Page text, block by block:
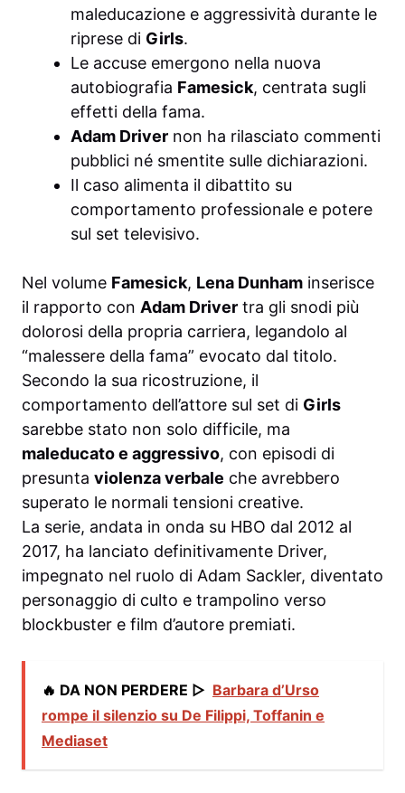
maleducazione e aggressività durante le
riprese di Girls.
Le accuse emergono nella nuova
autobiografia Famesick, centrata sugli
effetti della fama.
Adam Driver non ha rilasciato commenti
pubblici né smentite sulle dichiarazioni.
Il caso alimenta il dibattito su
comportamento professionale e potere
sul set televisivo.
Nel volume Famesick, Lena Dunham inserisce
il rapporto con Adam Driver tra gli snodi più
dolorosi della propria carriera, legandolo al
“malessere della fama” evocato dal titolo.
Secondo la sua ricostruzione, il
comportamento dell’attore sul set di Girls
sarebbe stato non solo difficile, ma
maleducato e aggressivo, con episodi di
presunta violenza verbale che avrebbero
superato le normali tensioni creative.
La serie, andata in onda su HBO dal 2012 al
2017, ha lanciato definitivamente Driver,
impegnato nel ruolo di Adam Sackler, diventato
personaggio di culto e trampolino verso
blockbuster e film d’autore premiati.
🔥 DA NON PERDERE ▷ Barbara d’Urso
rompe il silenzio su De Filippi, Toffanin e
Mediaset